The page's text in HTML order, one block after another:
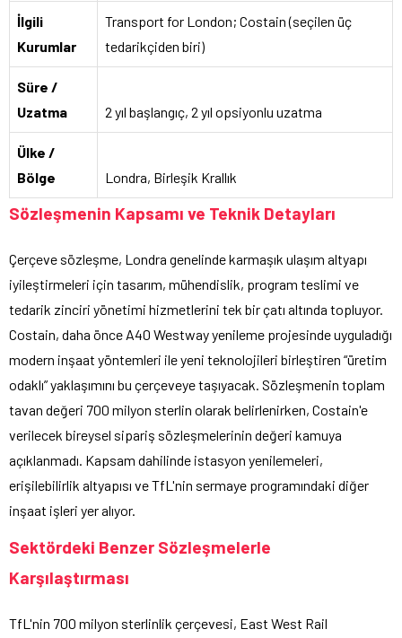
İlgili
Kurumlar
Transport for London; Costain (seçilen üç
tedarikçiden biri)
Süre /
Uzatma
2 yıl başlangıç, 2 yıl opsiyonlu uzatma
Ülke /
Bölge
Londra, Birleşik Krallık
Sözleşmenin Kapsamı ve Teknik Detayları
Çerçeve sözleşme, Londra genelinde karmaşık ulaşım altyapı
iyileştirmeleri için tasarım, mühendislik, program teslimi ve
tedarik zinciri yönetimi hizmetlerini tek bir çatı altında topluyor.
Costain, daha önce A40 Westway yenileme projesinde uyguladığı
modern inşaat yöntemleri ile yeni teknolojileri birleştiren “üretim
odaklı” yaklaşımını bu çerçeveye taşıyacak. Sözleşmenin toplam
tavan değeri 700 milyon sterlin olarak belirlenirken, Costain'e
verilecek bireysel sipariş sözleşmelerinin değeri kamuya
açıklanmadı. Kapsam dahilinde istasyon yenilemeleri,
erişilebilirlik altyapısı ve TfL'nin sermaye programındaki diğer
inşaat işleri yer alıyor.
Sektördeki Benzer Sözleşmelerle
Karşılaştırması
TfL'nin 700 milyon sterlinlik çerçevesi, East West Rail